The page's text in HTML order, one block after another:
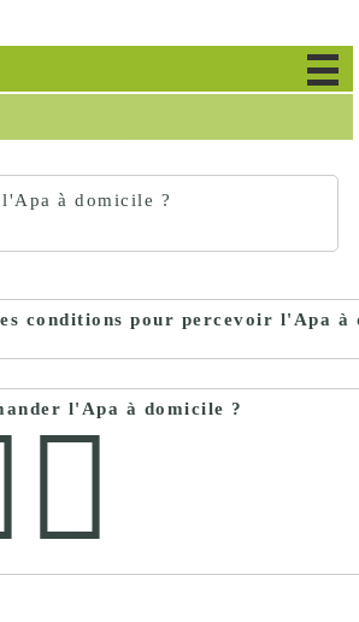
à domicile ?
conditions pour percevoir l'Apa à
l'Apa à domicile ?